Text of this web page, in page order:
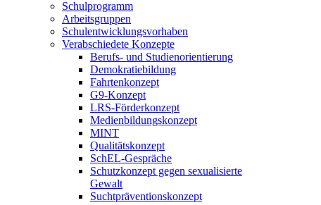
Schulprogramm
Arbeitsgruppen
Schulentwicklungsvorhaben
Verabschiedete Konzepte
Berufs- und Studienorientierung
Demokratiebildung
Fahrtenkonzept
G9-Konzept
LRS-Förderkonzept
Medienbildungskonzept
MINT
Qualitätskonzept
SchEL-Gespräche
Schutzkonzept gegen sexualisierte
Gewalt
Suchtpräventionskonzept